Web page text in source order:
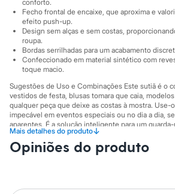
Calçados
Leggings
Shorts e Bermudas
Tops
Moda íntima
Calcinhas
Cintas e Modeladores
Meias
Pijamas
Sutiãs e Tops
Moda praia
Biquínis
Maiôs
Saídas de praia
Personagens
Calças
conforto.
Fecho frontal de encaixe, que aproxima e
efeito push-up.
Design sem alças e sem costas,
roupa.
Bordas serrilhadas para um acabamento
Confeccionado em material sintético com
toque macio.
Sugestões de Uso e Combinações Este sutiã é o
vestidos de festa, blusas tomara que caia,
qualquer peça que deixe as costas à mostra. Use-
impecável em eventos especiais ou no dia a dia,
aparentes. É a solução inteligente para um
A gente se encontra na C&A! ❤
Mais detalhes do produto↓
Informacoes gerais:
Opiniões do produto